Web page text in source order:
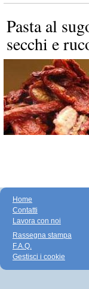
Pasta al
secchi e
Home
Contatti
Lavora con noi
Rassegna stampa
F.A.Q.
Gestisci i cookie